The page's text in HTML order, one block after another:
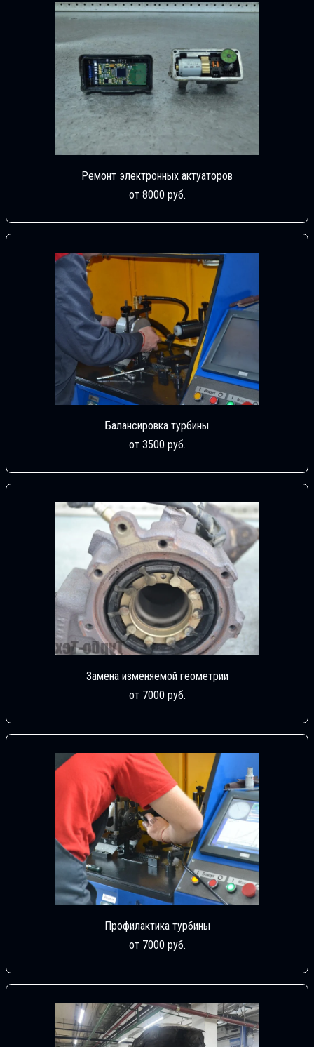
Ремонт электронных актуаторов
от 8000 руб.
Балансировка турбины
от 3500 руб.
Замена изменяемой геометрии
от 7000 руб.
Профилактика турбины
от 7000 руб.